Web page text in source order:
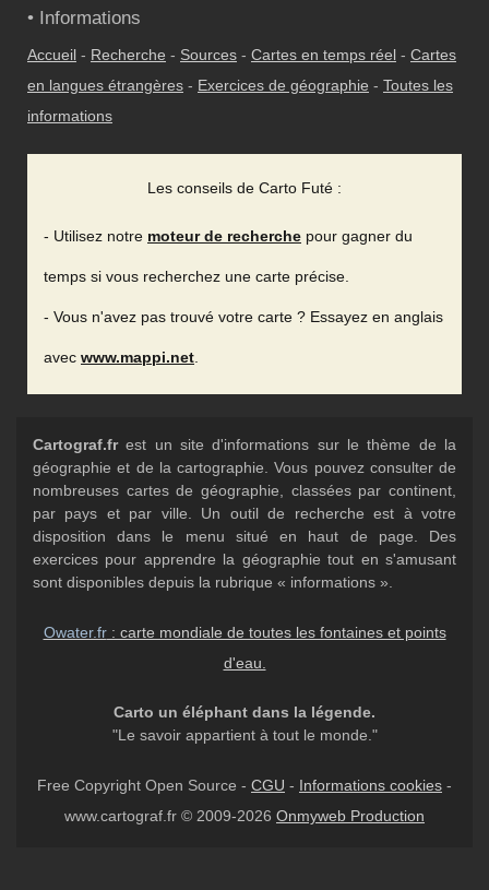
• Informations
Accueil - Recherche - Sources - Cartes en temps réel - Cartes
en langues étrangères - Exercices de géographie - Toutes les
informations
Les conseils de Carto Futé :
- Utilisez notre moteur de recherche pour gagner du
temps si vous recherchez une carte précise.
- Vous n'avez pas trouvé votre carte ? Essayez en anglais
avec www.mappi.net
Cartograf.frest un site d'informations sur le thème de la
géographie et de la cartographie. Vous pouvez consulter de
nombreuses cartes de géographie, classées par continent,
par pays et par ville. Un outil de recherche est à votre
disposition dans le menu situé en haut de page. Des
exercices pour apprendre la géographie tout en s'amusant
sont disponibles depuis la rubrique « informations ».
Owater.fr: carte mondiale de toutes les fontaines et points
d'eau.
Carto un éléphant dans la légende.
"Le savoir appartient à tout le monde."
Free Copyright Open Source - CGU - Informations cookies -
www.cartograf.fr © 2009-2026 Onmyweb Production